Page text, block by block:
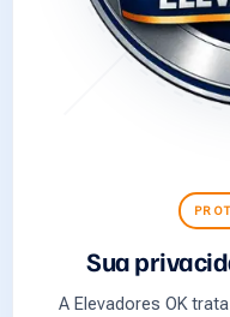
Sua
A Elevadores OK